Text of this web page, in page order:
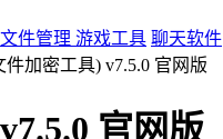
文件管理 游戏工具 聊天软件
件加密工具) v7.5.0 官网版
官网版